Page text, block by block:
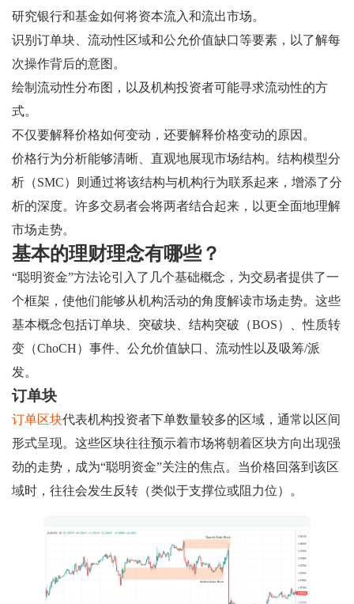
研究银行和基金如何将资本流入和流出市场。
识别订单块、流动性区域和公允价值缺口等要素，以了解每
次操作背后的意图。
绘制流动性分布图，以及机构投资者可能寻求流动性的方
式。
不仅要解释价格如何变动，还要解释价格变动的原因。
价格行为分析能够清晰、直观地展现市场结构。结构模型分
析（SMC）则通过将该结构与机构行为联系起来，增添了分
析的深度。许多交易者会将两者结合起来，以更全面地理解
市场走势。
基本的理财理念有哪些？
“聪明资金”方法论引入了几个基础概念，为交易者提供了一
个框架，使他们能够从机构活动的角度解读市场走势。这些
基本概念包括订单块、突破块、结构突破（BOS）、性质转
变（ChoCH）事件、公允价值缺口、流动性以及吸筹/派
发。
订单块
订单区块代表机构投资者下单数量较多的区域，通常以区间
形式呈现。这些区块往往预示着市场将朝着区块方向出现强
劲的走势，成为“聪明资金”关注的焦点。当价格回落到该区
域时，往往会发生反转（类似于支撑位或阻力位）。